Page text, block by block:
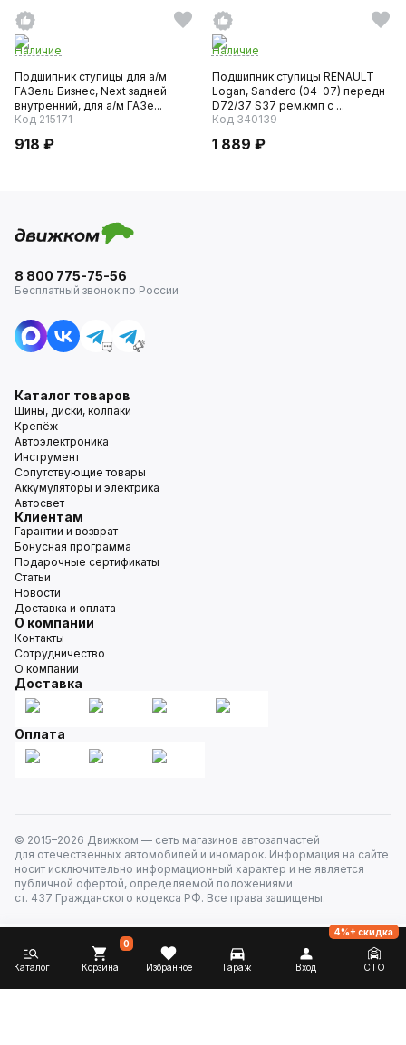
Наличие
Подшипник ступицы для а/м
ГАЗель Бизнес, Next задней
внутренний, для а/м ГАЗе...
Код 215171
918 ₽
Наличие
Подшипник ступицы RENAULT
Logan, Sandero (04-07) передн
D72/37 S37 рем.кмп c ...
Код 340139
1 889 ₽
8 800 775-75-56
Бесплатный звонок по России
Каталог товаров
Шины, диски, колпаки
Крепёж
Автоэлектроника
Инструмент
Сопутствующие товары
Аккумуляторы и электрика
Автосвет
Клиентам
Гарантии и возврат
Бонусная программа
Подарочные сертификаты
Статьи
Новости
Доставка и оплата
О компании
Контакты
Сотрудничество
О компании
Доставка
Оплата
© 2015–2026 Движком — сеть магазинов автозапчастей
для отечественных автомобилей и иномарок. Информация на сайте
носит исключительно информационный характер и не является
публичной офертой, определяемой положениями
ст. 437 Гражданского кодекса РФ. Все права защищены.
Каталог Корзина
0
Избранное Гараж Вход СТО
4%+ скидка